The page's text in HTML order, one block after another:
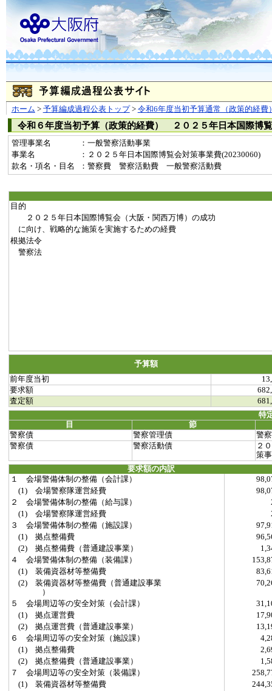
ホーム > 予算編成過程公表トップ> 令和6年度当初予算通常（政策的経費
令和６年度当初予算（政策的経費） ２０２５年日本国際博
管理事業名
：一般警察活動事業
事業名
：２０２５年日本国際博覧会対策事業費(20230060)
款名・項名・目名
：警察費 警察活動費 一般警察活動費
目的
２０２５年日本国際博覧会（大阪・関西万博）の成功
に向け、戦略的な施策を実施するための経費
根拠法令
警察法
予算額
前年度当初
要求額
査定額
特
目
節
警察債
警察管理債
警
警察債
警察活動債
２
策
要求額の内訳
１ 会場警備体制の整備（会計課）
(1) 会場警察隊運営経費
２ 会場警備体制の整備（給与課）
(1) 会場警察隊運営経費
３ 会場警備体制の整備（施設課）
(1) 拠点整備費
(2) 拠点整備費（普通建設事業）
４ 会場警備体制の整備（装備課）
(1) 装備資器材等整備費
(2) 装備資器材等整備費（普通建設事業
）
５ 会場周辺等の安全対策（会計課）
(1) 拠点運営費
(2) 拠点運営費（普通建設事業）
６ 会場周辺等の安全対策（施設課）
(1) 拠点整備費
(2) 拠点整備費（普通建設事業）
７ 会場周辺等の安全対策（装備課）
(1) 装備資器材等整備費